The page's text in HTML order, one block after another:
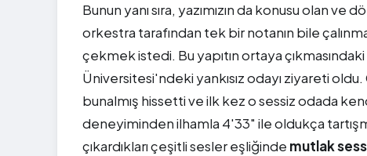
Bunun yanı sıra, yazımızın da konusu olan
orkestra tarafından tek bir notanın bile
çekmek istedi. Bu yapıtın ortaya
Üniversitesi'ndeki yankısız odayı ziyareti
bunalmış hissetti ve ilk kez o sessiz odada
deneyiminden ilhamla 4'33" ile oldukça
çıkardıkları çeşitli sesler eşliğinde mutlak